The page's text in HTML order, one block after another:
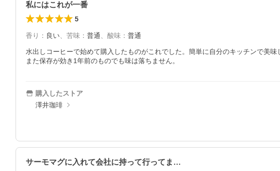
私にはこれが一番
5
香り ： 良い、 苦味 ： 普通 、 酸味 ： 普通
水出しコーヒーで始めて購入したものがこれでした。簡単に自分のキッチンで美
また保存が効き1年前のものでも味は落ちません。
購入したストア
澤井珈琲
サーモマグに入れて会社に持って行ってま…